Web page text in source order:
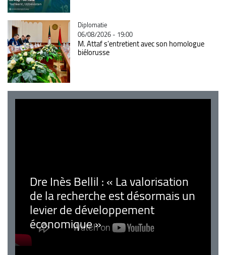
Catégorie
Diplomatie
06/08/2026 - 19:00
M. Attaf s'entretient avec son homologue
biélorusse
Dre Inès Bellil : « La valorisation
de la recherche est désormais un
levier de développement
économique »